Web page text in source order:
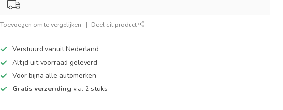
Toevoegen om te vergelijken Deel dit product
Verstuurd vanuit Nederland
Altijd uit voorraad geleverd
Voor bijna alle automerken
Gratis verzending v.a. 2 stuks